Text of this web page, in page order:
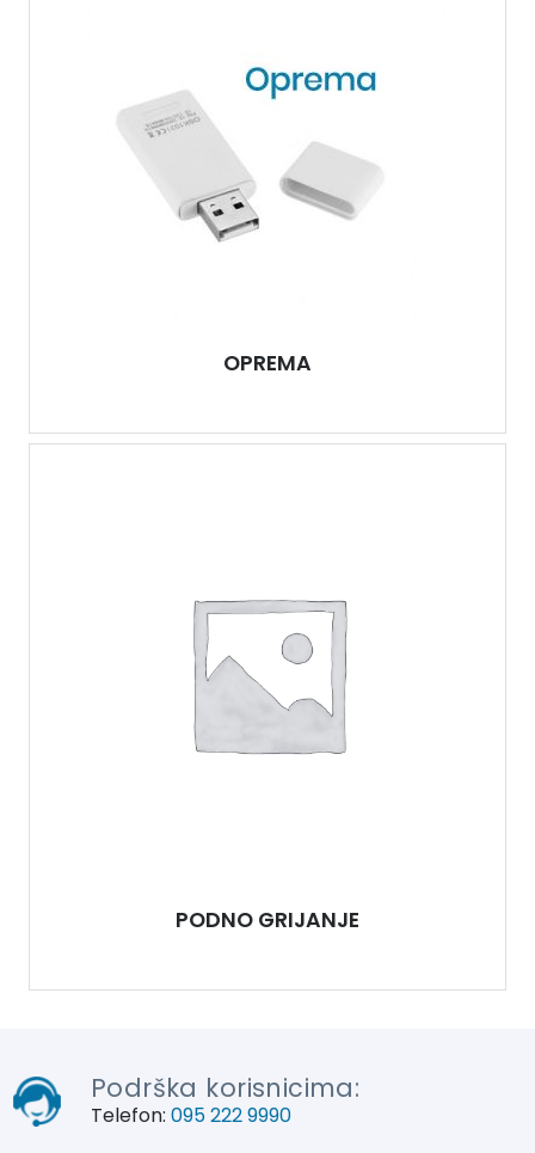
OPREMA
PODNO GRIJANJE
Podrška korisnicima:
Telefon: 095 222 9990